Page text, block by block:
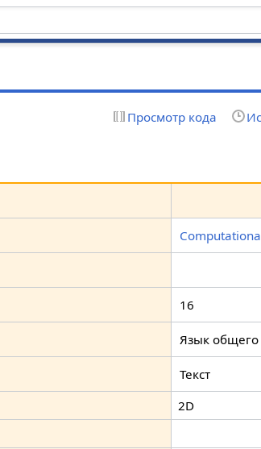
Просмотр кода
16
Язык
Текст
2D